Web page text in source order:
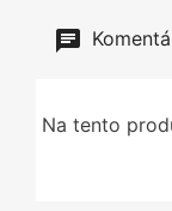
Na tento